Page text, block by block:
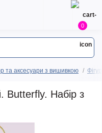
0
та аксесуари з вишивкою
Butterfly. Набір з